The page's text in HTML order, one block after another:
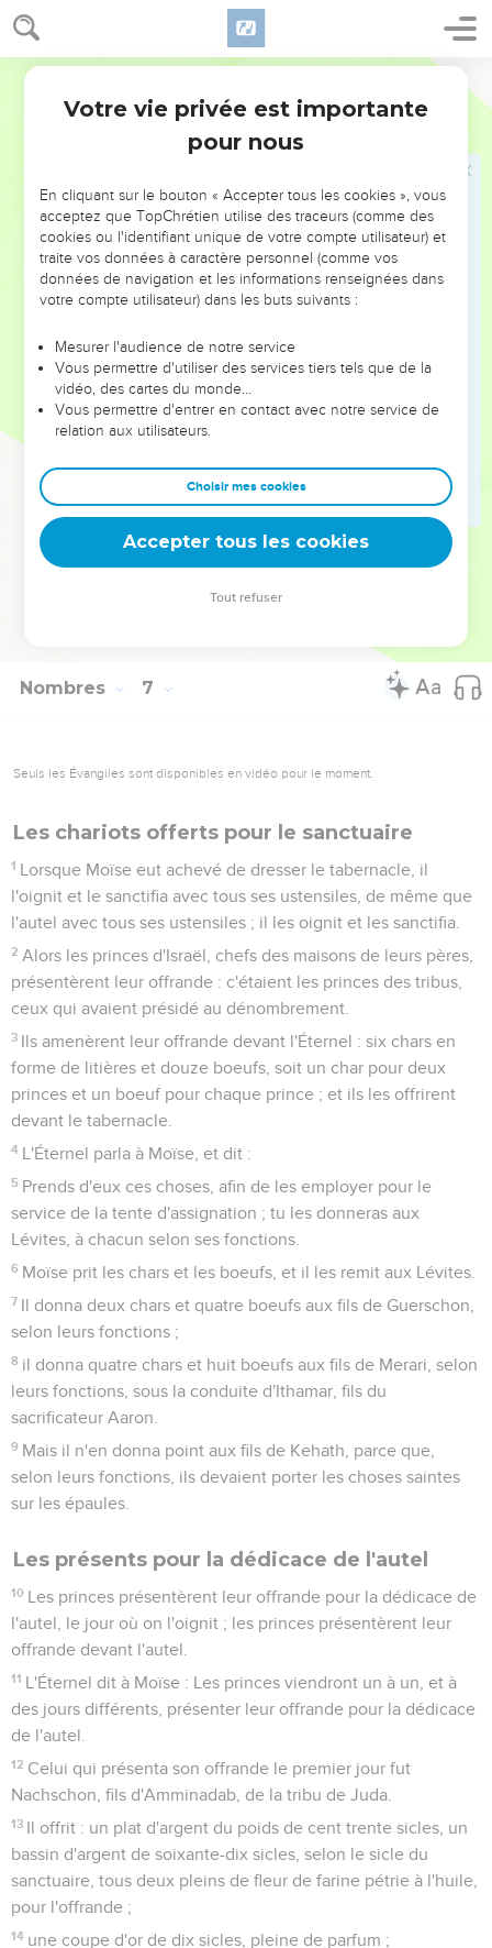
Nombres 6
les posera sur les mains du naziréen, après qu'il aura rasé sa
tête consacrée.
20
l'Éternel : c'est une chose sainte, qui appartient au
sacrificateur, avec la poitrine agitée et l'épaule offerte par
Telle est la loi pour celui qui fait voeu de naziréat ; telle
est son offrande à l'Éternel pour son naziréat, outre ce que
lui permettront ses ressources. Il accomplira ce qui est
ordonné pour le voeu qu'il a fait, selon la loi de son naziréat.
L'Éternel parla à Moïse, et dit :
Parle à Aaron et à ses fils, et dis : Vous bénirez ainsi les
enfants d'Israël, vous leur direz :
Que l'Éternel te bénisse, et qu'il te garde !
Que l'Éternel fasse luire sa face sur toi, et qu'il t'accorde sa
grâce !
Que l'Éternel tourne sa face vers toi, et qu'il te donne la
Nombres 7
Seuls les Évangiles sont disponibles en vidéo pour le moment.
Les chariots offerts pour le sanctuaire
1 Lorsque Moïse eut achevé de dresser le tabernacle, il
l'oignit et le sanctifia avec tous ses ustensiles, de même que
l'autel avec tous ses ustensiles ; il les oignit et les sanctifia.
2 Alors les princes d'Israël, chefs des maisons de leurs pères,
présentèrent leur offrande : c'étaient les princes des tribus,
ceux qui avaient présidé au dénombrement.
3 Ils amenèrent leur offrande devant l'Éternel : six chars en
forme de litières et douze boeufs, soit un char pour deux
princes et un boeuf pour chaque prince ; et ils les offrirent
devant le tabernacle.
4 L'Éternel parla à Moïse, et dit :
5 Prends d'eux ces choses, afin de les employer pour le
service de la tente d'assignation ; tu les donneras aux
Lévites, à chacun selon ses fonctions.
6 Moïse prit les chars et les boeufs, et il les remit aux Lévites.
7 Il donna deux chars et quatre boeufs aux fils de Guerschon,
selon leurs fonctions ;
8 il donna quatre chars et huit boeufs aux fils de Merari, selon
leurs fonctions, sous la conduite d'Ithamar, fils du
sacrificateur Aaron.
9 Mais il n'en donna point aux fils de Kehath, parce que,
selon leurs fonctions, ils devaient porter les choses saintes
sur les épaules.
Les présents pour la dédicace de l'autel
10 Les princes présentèrent leur offrande pour la dédicace de
l'autel, le jour où on l'oignit ; les princes présentèrent leur
offrande devant l'autel.
11 L'Éternel dit à Moïse : Les princes viendront un à un, et à
des jours différents, présenter leur offrande pour la dédicace
de l'autel.
12 Celui qui présenta son offrande le premier jour fut
Nachschon, fils d'Amminadab, de la tribu de Juda.
13 Il offrit : un plat d'argent du poids de cent trente sicles, un
bassin d'argent de soixante-dix sicles, selon le sicle du
sanctuaire, tous deux pleins de fleur de farine pétrie à l'huile,
pour l'offrande ;
14 une coupe d'or de dix sicles, pleine de parfum ;
Votre vie privée est importante
pour nous
En cliquant sur le bouton « Accepter tous les cookies », vous
acceptez que TopChrétien utilise des traceurs (comme des
cookies ou l'identifiant unique de votre compte utilisateur) et
traite vos données à caractère personnel (comme vos
données de navigation et les informations renseignées dans
votre compte utilisateur) dans les buts suivants :
Mesurer l'audience de notre service
Vous permettre d'utiliser des services tiers tels que de la
vidéo, des cartes du monde…
Vous permettre d'entrer en contact avec notre service de
relation aux utilisateurs.
Choisir mes cookies
Accepter tous les cookies
Tout refuser